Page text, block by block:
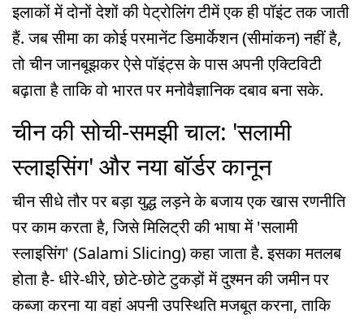
इलाकों में दोनों देशों की पेट्रोलिंग टीमें एक ही पॉइंट तक जाती
हैं. जब सीमा का कोई परमानेंट डिमार्केशन (सीमांकन) नहीं है,
तो चीन जानबूझकर ऐसे पॉइंट्स के पास अपनी एक्टिविटी
बढ़ाता है ताकि वो भारत पर मनोवैज्ञानिक दबाव बना सके.
चीन की सोची-समझी चाल: 'सलामी
स्लाइसिंग' और नया बॉर्डर कानून
चीन सीधे तौर पर बड़ा युद्ध लड़ने के बजाय एक खास रणनीति
पर काम करता है, जिसे मिलिट्री की भाषा में 'सलामी
स्लाइसिंग' (Salami Slicing) कहा जाता है. इसका मतलब
होता है- धीरे-धीरे, छोटे-छोटे टुकड़ों में दुश्मन की जमीन पर
कब्जा करना या वहां अपनी उपस्थिति मजबूत करना, ताकि